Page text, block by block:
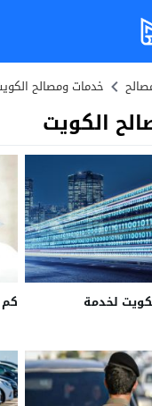
خدمات ومصالح
الكويت
لخدمة
كم